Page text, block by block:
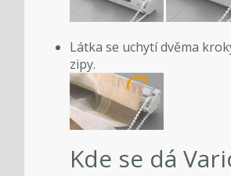
Látka se uchytí dvěma
zipy.
Kde se dá